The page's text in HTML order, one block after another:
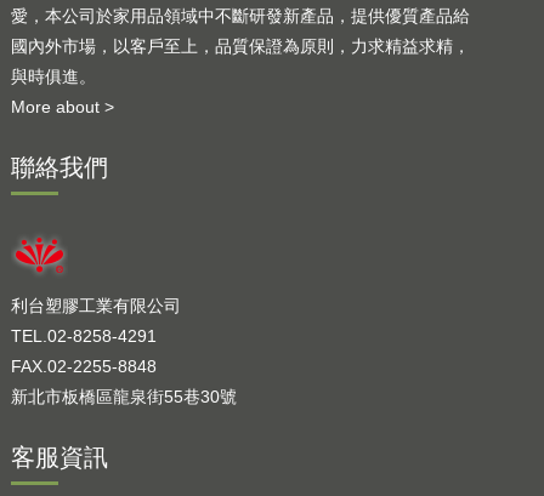
愛，本公司於家用品領域中不斷研發新產品，提供優質產品給
國內外市場，以客戶至上，品質保證為原則，力求精益求精，
與時俱進。
More about >
聯絡我們
利台塑膠工業有限公司
TEL.02-8258-4291
FAX.02-2255-8848
新北市板橋區龍泉街55巷30號
客服資訊